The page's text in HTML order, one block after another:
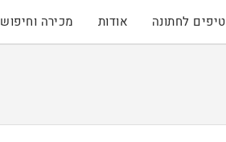
טיפים לחתונה אודות מכירה וחיפוש